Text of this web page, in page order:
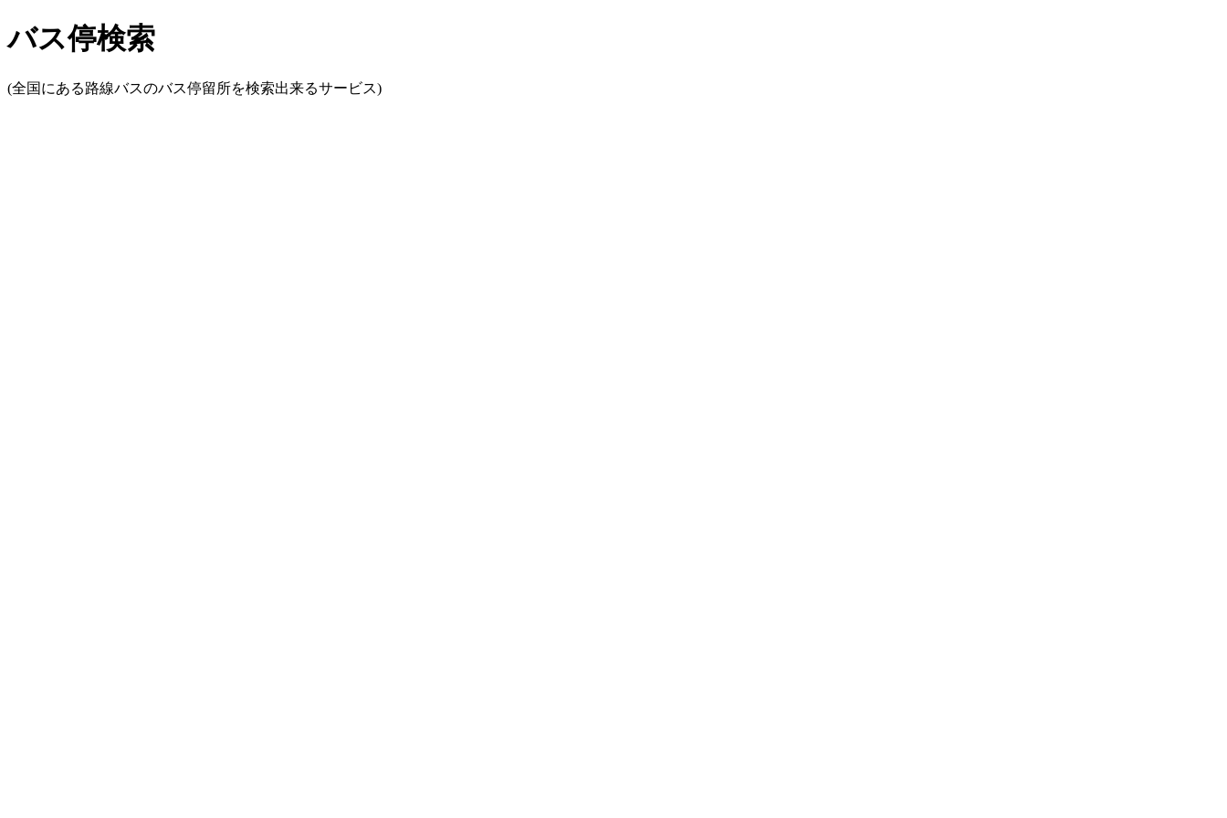
バス停検索
(全国にある路線バスのバス停留所を検索出来るサービス)